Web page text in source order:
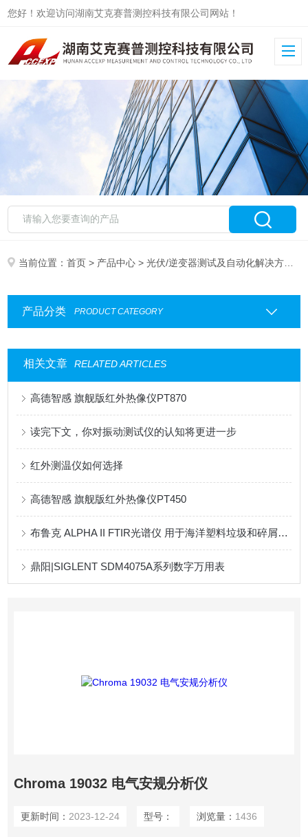
您好！欢迎访问湖南艾克赛普测控科技有限公司网站！
当前位置：首页 > 产品中心 >光伏/逆变器测试及自动化解决方案
产品分类 PRODUCT CATEGORY
相关文章 RELATED ARTICLES
高德智感 旗舰版红外热像仪PT870
读完下文，你对振动测试仪的认知将更进一步
红外测温仪如何选择
高德智感 旗舰版红外热像仪PT450
布鲁克 ALPHA II FTIR光谱仪 用于海洋塑料垃圾和碎屑分析
鼎阳|SIGLENT SDM4075A系列数字万用表
Chroma 19032 电气安规分析仪
更新时间： 2023-12-24 型号： 浏览量： 1436